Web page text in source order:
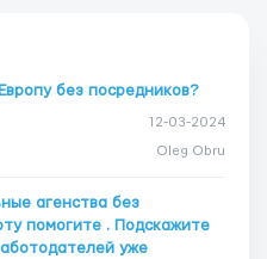
без посредников?
12-03-2024
Oleg Obru
агенства без
помогите . Подскажите
уже